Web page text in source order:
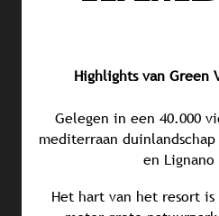
Highlights van Green
Gelegen in een 40.000
mediterraan
en
Het hart van het resort